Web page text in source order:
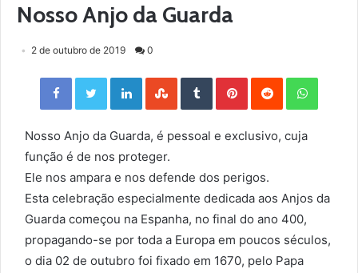
Nosso Anjo da Guarda
2 de outubro de 2019 0
Facebook Twitter LinkedIn StumbleUpon Tumblr Pinterest Reddit
Nosso Anjo da Guarda, é pessoal e exclusivo, cuja
função é de nos proteger.
Ele nos ampara e nos defende dos perigos.
Esta celebração especialmente dedicada aos Anjos da
Guarda começou na Espanha, no final do ano 400,
propagando-se por toda a Europa em poucos séculos,
o dia 02 de outubro foi fixado em 1670, pelo Papa